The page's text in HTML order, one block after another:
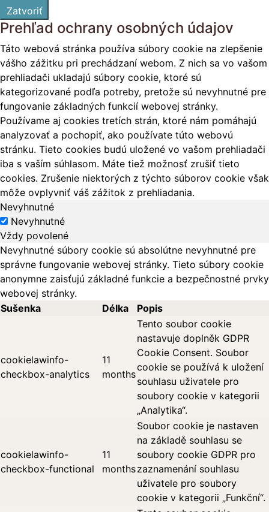
Zatvoriť
Prehľad ochrany osobných údajov
Táto webová stránka používa súbory cookie na zlepšenie
vášho zážitku pri prechádzaní webom. Z nich sa vo vašom
prehliadači ukladajú súbory cookie, ktoré sú
kategorizované podľa potreby, pretože sú nevyhnutné pre
fungovanie základných funkcií webovej stránky.
Používame aj cookies tretích strán, ktoré nám pomáhajú
analyzovať a pochopiť, ako používate túto webovú
stránku. Tieto cookies budú uložené vo vašom prehliadači
iba s vaším súhlasom. Máte tiež možnosť zrušiť tieto
cookies. Zrušenie niektorých z týchto súborov cookie však
môže ovplyvniť váš zážitok z prehliadania.
Nevyhnutné
Nevyhnutné
Vždy povolené
Nevyhnutné súbory cookie sú absolútne nevyhnutné pre
správne fungovanie webovej stránky. Tieto súbory cookie
anonymne zaisťujú základné funkcie a bezpečnostné prvky
webovej stránky.
Sušenka
Délka Popis
cookielawinfo-
checkbox-analytics
11
months
Tento soubor cookie
nastavuje doplněk GDPR
Cookie Consent. Soubor
cookie se používá k uložení
souhlasu uživatele pro
soubory cookie v kategorii
„Analytika“.
cookielawinfo-
checkbox-functional
11
months
Soubor cookie je nastaven
na základě souhlasu se
soubory cookie GDPR pro
zaznamenání souhlasu
uživatele pro soubory
cookie v kategorii „Funkční“.